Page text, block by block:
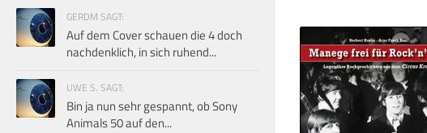
GERDM SAGT:
Auf dem Cover schauen die 4 doch
nachdenklich, in sich ruhend...
UWE S. SAGT:
Bin ja nun sehr gespannt, ob Sony
Animals 50 auf den...